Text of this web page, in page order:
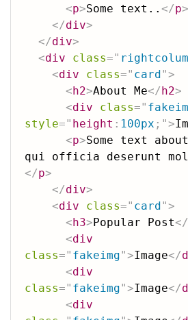
<p>Some text.. </p>
</div>
</div>
<div class="
<div class=" card">
<h2>About Me</h2>
<div class="
style=" height : 100px ; ">
<p>Some text
qui officia deserunt
</p>
</div>
<div class=" card">
<h3>Popular Post</
<div
class=" fakeimg">Image</
<div
class=" fakeimg">Image</
<div